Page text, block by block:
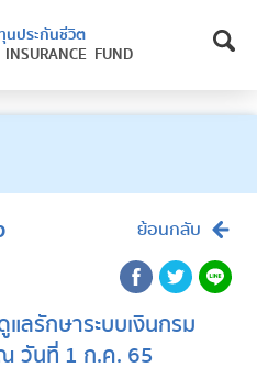
นประกันชีวิต
FUND
ย้อนกลับ
ลรักษาระบบเงินกรม
วันที่ 1 ก.ค. 65